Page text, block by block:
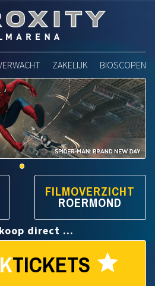
ZAKELIJK BIOSCOPEN
FILMOVERZICHT
ROERMOND
direct ...
TICKETS star